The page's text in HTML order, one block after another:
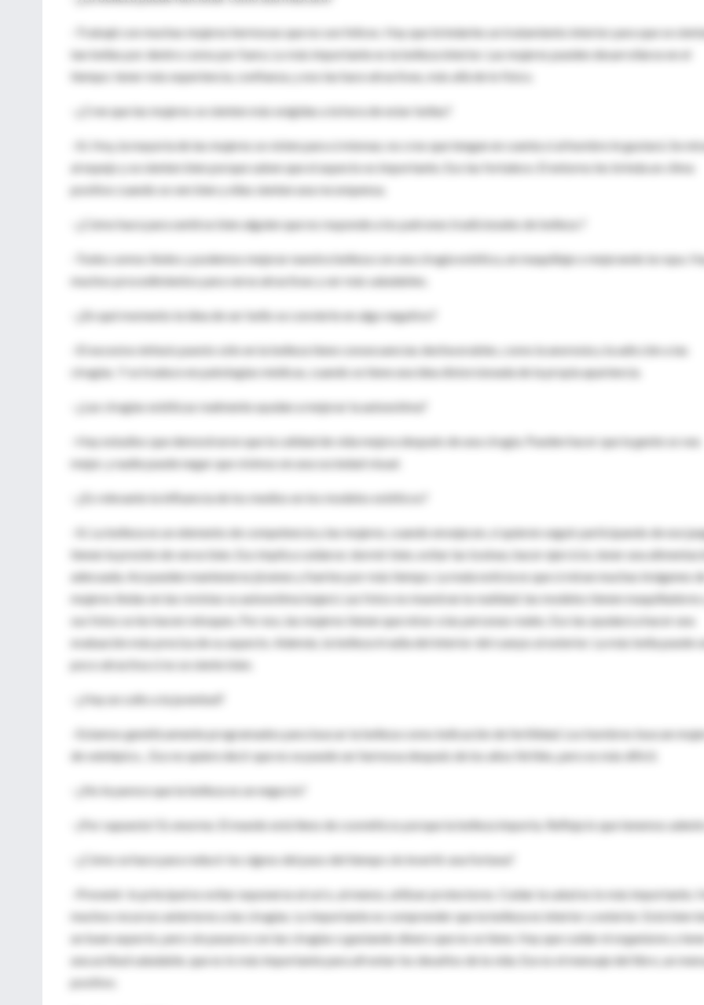
–Trabajé con muchas mujeres hermosas que no son felices. Hay que brindarles un tratamiento interior para que se
tan bellas por dentro como por fuera. Lo más importante es la belleza interior. Las mujeres pueden desarrollarse en el
tiempo: tener más experiencia, confianza, y eso las hace atractivas, más allá de lo físico.
–¿Cree que las mujeres se sienten más exigidas a la hora de estar bellas?
–Sí. Hoy, la mayoría de las mujeres se visten para sí mismas; no creo que tengan en cuenta si al hombre le gustará. Se
al espejo y se sienten bien porque saben que el aspecto es importante. Eso las fortalece. El entorno les brinda un clima
positivo cuando se ven bien y ellas sienten una recompensa.
–¿Cómo hace para sentirse bien alguien que no responde a los patrones tradicionales de belleza ?
–Todos somos lindos y podemos mejorar nuestra belleza con una cirugía estética, un maquillaje o mejorando la ropa.
muchos procedimientos para verse atractivas y ser más saludables.
–¿En qué momento la idea de ser bello se convierte en algo negativo?
–El excesivo énfasis puesto sólo en la belleza tiene consecuencias desfavorables, como la anorexia y la adicción a las
cirugías. Y se traduce en patologías médicas, cuando se tiene una idea distorsionada de la propia apariencia.
–¿Las cirugías estéticas realmente ayudan a mejorar la autoestima?
–Hay estudios que demostraron que la calidad de vida mejora después de una cirugía. Pueden hacer que la gente se vea
mejor, y nadie puede negar que vivimos en una sociedad visual.
–¿Es relevante la influencia de los medios en los modelos estéticos?
–Sí. La belleza es un elemento de competencia y las mujeres, cuando envejecen, si quieren seguir participando de ese
tienen la presión de verse bien. Eso implica cuidarse: dormir bien, evitar las toxinas, hacer ejercicio, tener una
adecuada. Así pueden mantenerse jóvenes y fuertes por más tiempo. La mala noticia es que si miran muchas imágenes de
mujeres lindas en las revistas su autoestima bajará. Las fotos no muestran la realidad: las modelos tienen maquilladores
sus fotos se les hacen retoques. Por eso, las mujeres tienen que mirar a las personas reales. Eso las ayudará a hacer una
evaluación más precisa de su aspecto. Además, la belleza irradia del interior del cuerpo al exterior. La más bella puede
poco atractiva si no se siente bien.
–¿Hay un culto a la juventud?
–Estamos genéticamente programados para buscar la belleza como indicación de fertilidad. Los hombres buscan
de veintipico... Eso no quiere decir que no se puede ser hermosa después de los años fértiles, pero es más difícil.
–¿No le parece que la belleza es un negocio?
–¡Por supuesto! Es enorme. El mundo está lleno de cosméticos porque la belleza importa. Refleja lo que tenemos
–¿Cómo se hace para reducir los signos del paso del tiempo sin invertir una fortuna?
–Prevenir: lo principal es evitar exponerse al sol o, al menos, utilizar protectores. Cuidar la salud es lo más importante.
muchos recursos anteriores a las cirugías. Lo importante es comprender que la belleza es interior y exterior. Está bien
un buen aspecto, pero sin pasarse con las cirugías o gastando dinero que no se tiene. Hay que cuidar el organismo y tener
una actitud saludable, que es lo más importante para afrontar los desafíos de la vida. Ese es el mensaje del libro, un
positivo.